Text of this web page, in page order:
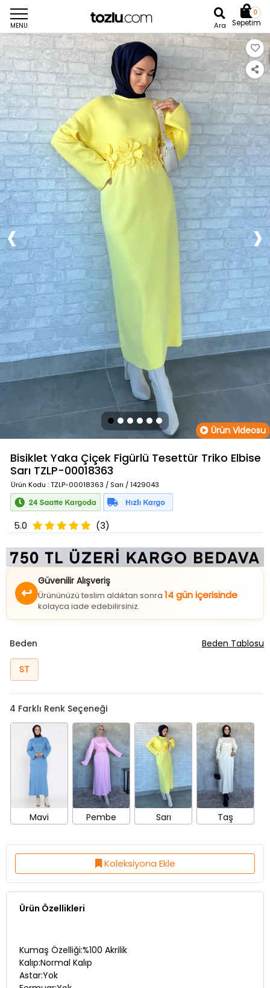
MENU Ara
0
Sepetim
Ürün Videosu
Bisiklet Yaka Çiçek Figürlü Tesettür Triko Elbise
Sarı TZLP-00018363
Ürün Kodu : TZLP-00018363 / Sarı / 1429043
5.0 (3)
Güvenilir Alışveriş
Ürününüzü teslim aldıktan sonra
kolayca iade edebilirsiniz.
ST
Mavi Pembe Sarı Taş
Koleksiyona Ekle
Ürün Özellikleri
Kalıp:Normal Kalıp
Astar:Yok
Fermuar:Yok
Esneklik:Var